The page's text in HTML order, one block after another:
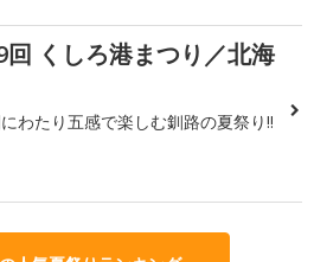
回 くしろ港まつり／北海
わたり五感で楽しむ釧路の夏祭り!!